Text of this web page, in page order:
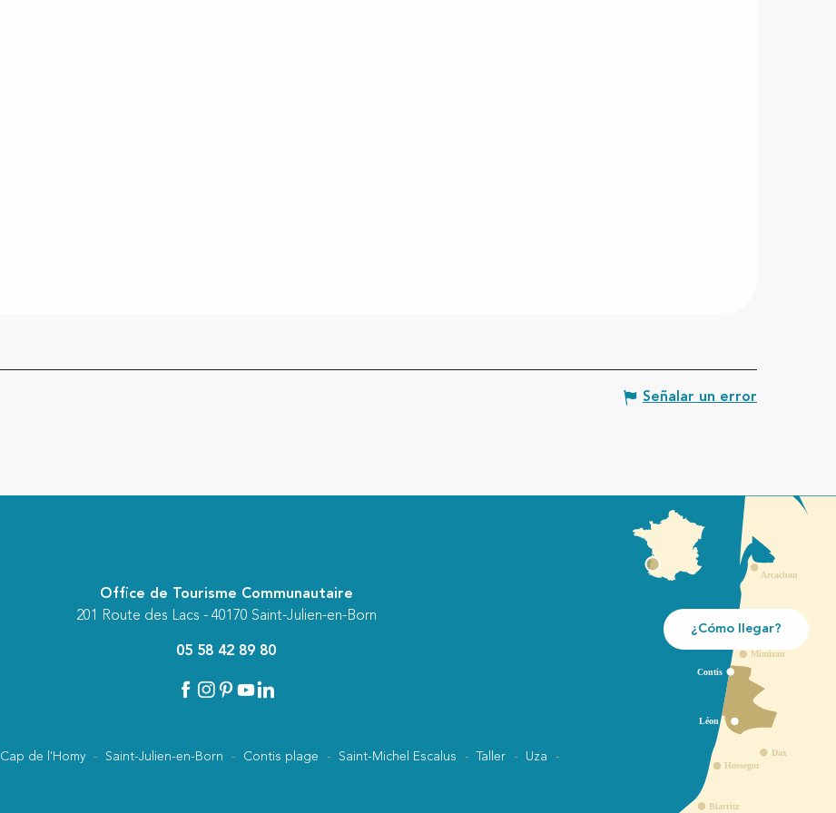
Señalar un error
Office de Tourisme Communautaire
201 Route des Lacs - 40170 Saint-Julien-en-Born
05 58 42 89 80
¿Cómo llegar?
Cap de l'Homy Saint-Julien-en-Born Contis plage Saint-Michel Escalus Taller
Uza